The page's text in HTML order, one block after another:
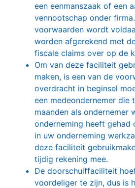
een eenmanszaak of een
vennootschap onder
voorwaarden wordt
worden afgerekend met
fiscale claims over op de
Om van deze faciliteit
maken, is een van de
overdracht in beginsel
een medeondernemer die
maanden als ondernemer
onderneming heeft gehad
in uw onderneming
deze faciliteit
tijdig rekening mee.
De doorschuiffaciliteit
voordeliger te zijn, dus is